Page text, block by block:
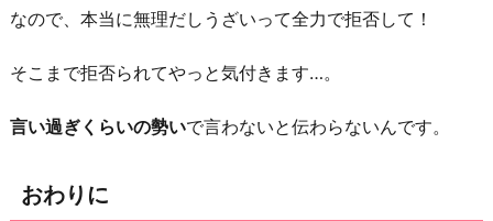
なので、本当に無理だしうざいって全力で拒否して！
そこまで拒否られてやっと気付きます…。
言い過ぎくらいの勢いで言わないと伝わらないんです。
おわりに